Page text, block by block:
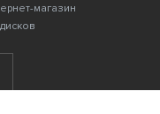
магазин